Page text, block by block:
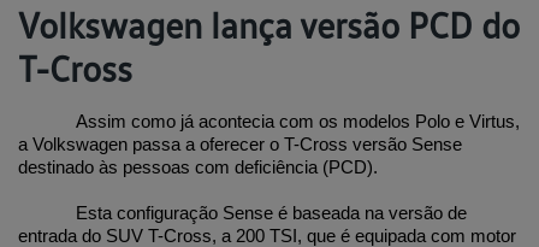
Volkswagen lança versão PCD do
T-Cross
Assim como já acontecia com os modelos Polo e Virtus,
a Volkswagen passa a oferecer o T-Cross versão Sense
destinado às pessoas com deficiência (PCD).
Esta configuração Sense é baseada na versão de
entrada do SUV T-Cross, a 200 TSI, que é equipada com motor